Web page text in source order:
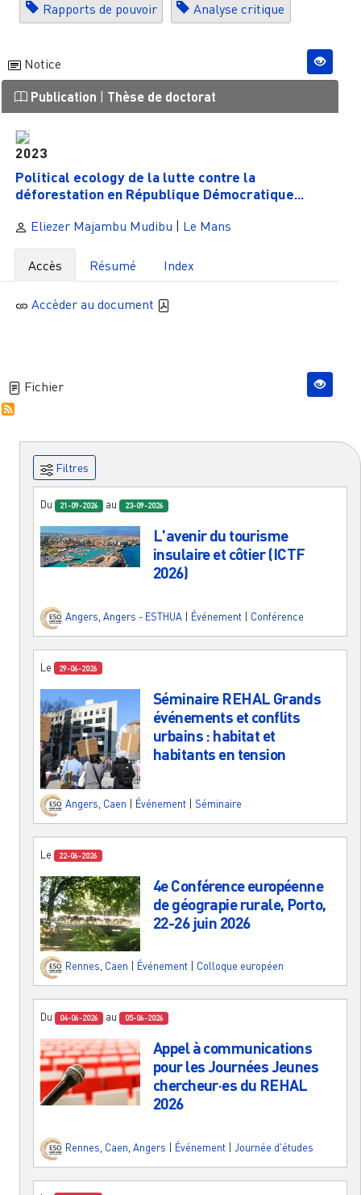
Rapports de pouvoir Analyse critique
Notice
Publication Thèse de doctorat
2023
Political ecology de la lutte contre la
déforestation en République Démocratique...
Eliezer Majambu Mudibu | Le Mans
Accès Résumé Index
Accèder au document
Fichier
Filtres
Du 21-09-2026 au 23-09-2026
L'avenir du tourisme
insulaire et côtier (ICTF
2026)
Angers Angers - ESTHUA Événement Conférence
Le 29-06-2026
Séminaire REHAL Grands
événements et conflits
urbains : habitat et
habitants en tension
Angers Caen Événement Séminaire
Le 22-06-2026
4e Conférence européenne
de géograpie rurale, Porto,
22-26 juin 2026
Rennes, Caen Événement Colloque européen
Du 04-06-2026 au 05-06-2026
Appel à communications
pour les Journées Jeunes
chercheur·es du REHAL
2026
Rennes Caen Angers Événement Journée d'études